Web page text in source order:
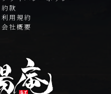
約款
利用規約
会社概要